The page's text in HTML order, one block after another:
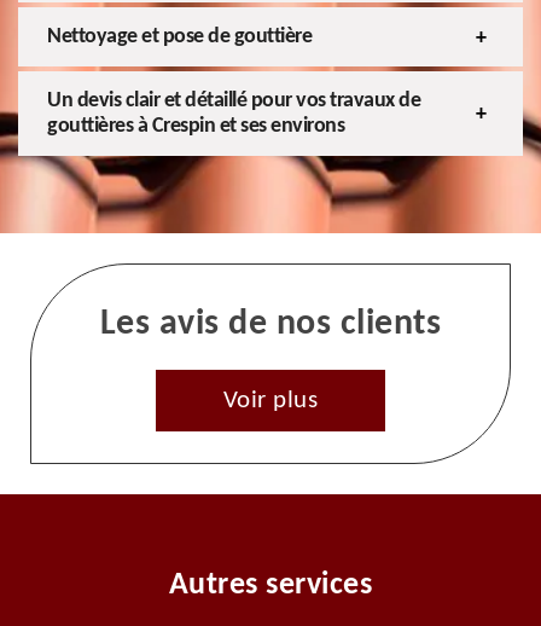
Nettoyage et pose de gouttière
Un devis clair et détaillé pour vos travaux de
gouttières à Crespin et ses environs
Les avis de nos clients
Voir plus
Autres services